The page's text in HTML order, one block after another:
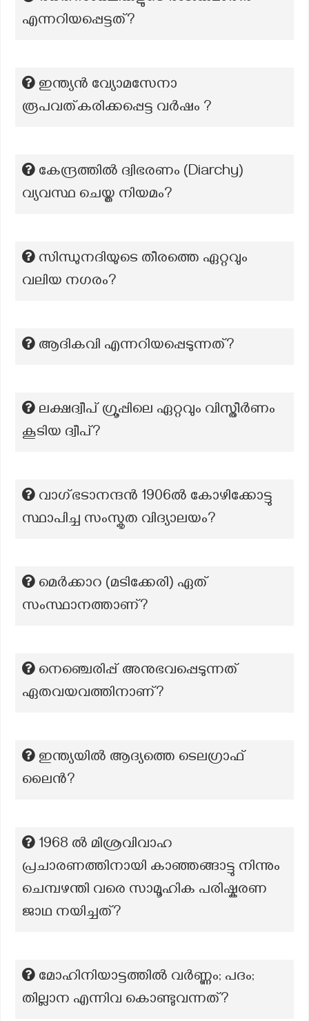
എന്നറിയപ്പെട്ടത്?
ഇന്ത്യൻ വ്യോമസേനാ
രൂപവത്കരിക്കപ്പെട്ട വർഷം ?
കേന്ദ്രത്തിൽ ദ്വിഭരണം (Diarchy)
വ്യവസ്ഥ ചെയ്ത നിയമം?
സിന്ധുനദിയുടെ തീരത്തെ ഏറ്റവും
വലിയ നഗരം?
ആദികവി എന്നറിയപ്പെടുന്നത്?
ലക്ഷദ്വീപ് ഗ്രൂപ്പിലെ ഏറ്റവും വിസ്തീർണം
കൂടിയ ദ്വീപ്?
വാഗ്ഭടാനന്ദൻ 1906ൽ കോഴിക്കോട്ടു
സ്ഥാപിച്ച സംസ്കൃത വിദ്യാലയം?
മെർക്കാറ (മടിക്കേരി) ഏത്
സംസ്ഥാനത്താണ്?
നെഞ്ചെരിപ്പ് അനുഭവപ്പെടുന്നത്
ഏതവയവത്തിനാണ്?
ഇന്ത്യയിൽ ആദ്യത്തെ ടെലഗ്രാഫ്
ലൈൻ?
1968 ൽ മിശ്രവിവാഹ
പ്രചാരണത്തിനായി കാഞ്ഞങ്ങാട്ടു നിന്നും
ചെമ്പഴന്തി വരെ സാമൂഹിക പരിഷ്കരണ
ജാഥ നയിച്ചത്?
മോഹിനിയാട്ടത്തിൽ വർണ്ണം; പദം;
തില്ലാന എന്നിവ കൊണ്ടുവന്നത്?